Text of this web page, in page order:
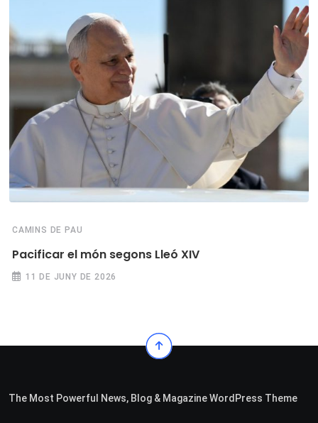
CAMINS DE PAU
Pacificar el món segons Lleó XIV
11 DE JUNY DE 2026
The Most Powerful News, Blog & Magazine WordPress Theme